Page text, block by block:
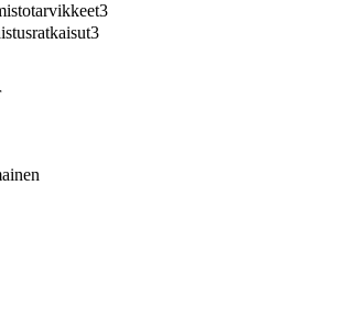
3
3